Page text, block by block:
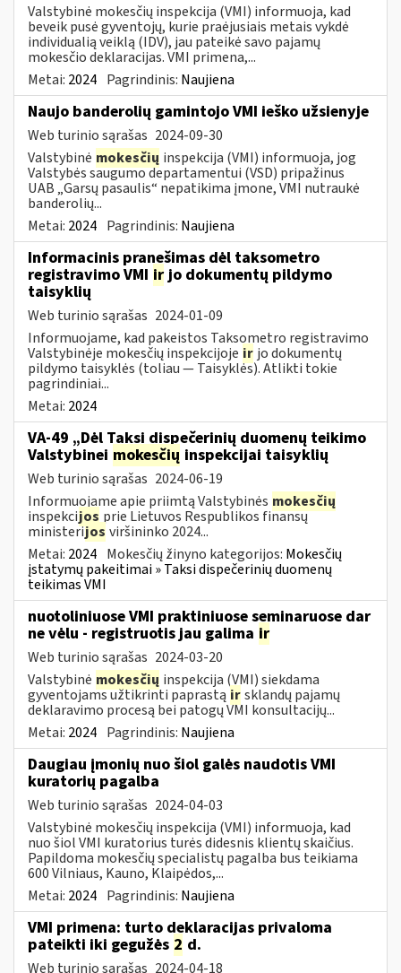
Valstybinė mokesčių inspekcija (VMI) informuoja, kad
beveik pusė gyventojų, kurie praėjusiais metais vykdė
individualią veiklą (IDV), jau pateikė savo pajamų
mokesčio deklaracijas. VMI primena,...
Metai: 2024 Pagrindinis: Naujiena
Naujo banderolių gamintojo VMI ieško užsienyje
Web turinio sąrašas 2024-09-30
Valstybinė mokesčių inspekcija (VMI) informuoja, jog
Valstybės saugumo departamentui (VSD) pripažinus
UAB „Garsų pasaulis“ nepatikima įmone, VMI nutraukė
banderolių...
Metai: 2024 Pagrindinis: Naujiena
Informacinis pranešimas dėl taksometro
registravimo VMI irjo dokumentų pildymo
taisyklių
Web turinio sąrašas 2024-01-09
Informuojame, kad pakeistos Taksometro registravimo
Valstybinėje mokesčių inspekcijoje ir jo dokumentų
pildymo taisyklės (toliau — Taisyklės). Atlikti tokie
pagrindiniai...
Metai: 2024
VA-49 „Dėl Taksi dispečerinių duomenų teikimo
Valstybinei mokesčių inspekcijai taisyklių
Web turinio sąrašas 2024-06-19
Informuojame apie priimtą Valstybinės mokesčių
inspekcijos prie Lietuvos Respublikos finansų
ministerijos viršininko 2024...
Metai: 2024 Mokesčių žinyno kategorijos: Mokesčių
įstatymų pakeitimai » Taksi dispečerinių duomenų
teikimas VMI
nuotoliniuose VMI praktiniuose seminaruose dar
ne vėlu - registruotis jau galima ir
Web turinio sąrašas 2024-03-20
Valstybinė mokesčių inspekcija (VMI) siekdama
gyventojams užtikrinti paprastą irsklandų pajamų
deklaravimo procesą bei patogų VMI konsultacijų...
Metai: 2024 Pagrindinis: Naujiena
Daugiau įmonių nuo šiol galės naudotis VMI
kuratorių pagalba
Web turinio sąrašas 2024-04-03
Valstybinė mokesčių inspekcija (VMI) informuoja, kad
nuo šiol VMI kuratorius turės didesnis klientų skaičius.
Papildoma mokesčių specialistų pagalba bus teikiama
600 Vilniaus, Kauno, Klaipėdos,...
Metai: 2024 Pagrindinis: Naujiena
VMI primena: turto deklaracijas privaloma
pateikti iki gegužės 2 d.
Web turinio sąrašas 2024-04-18